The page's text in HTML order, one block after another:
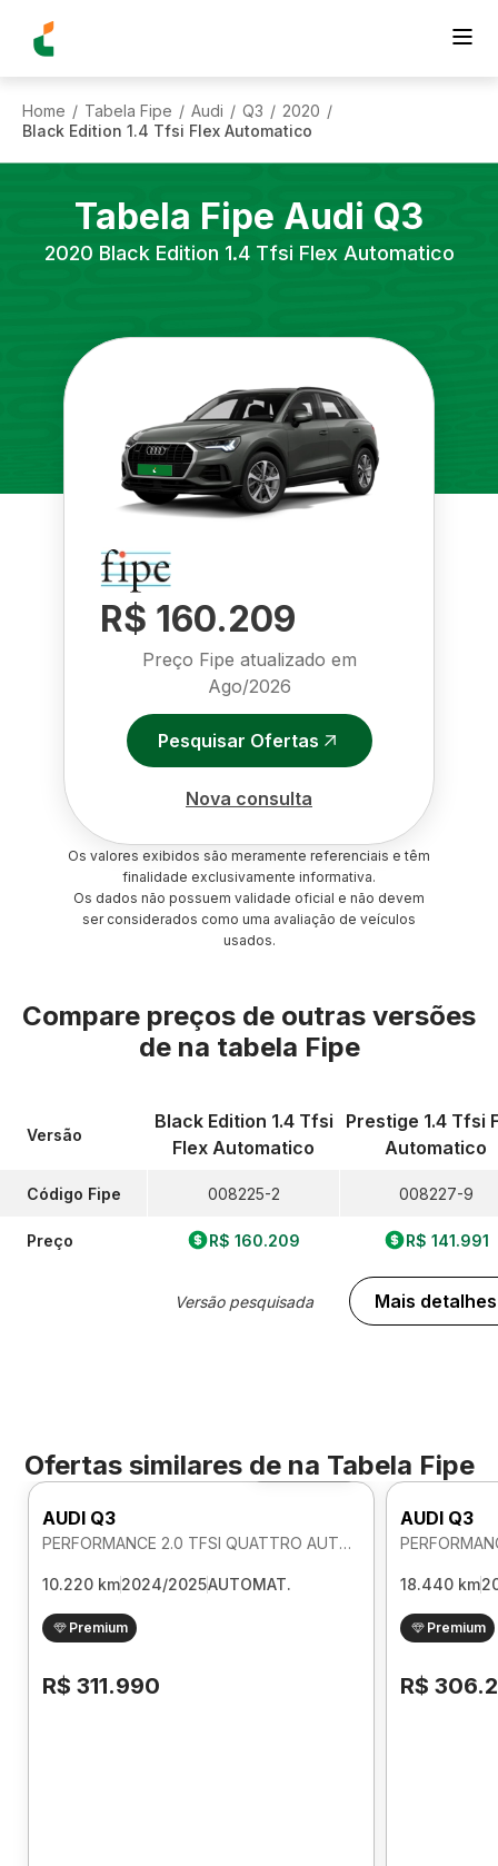
Home / Tabela Fipe / Audi / Q3 / 2020 /
Black Edition 1.4 Tfsi Flex Automatico
Tabela Fipe Audi Q3
2020 Black Edition 1.4 Tfsi Flex Automatico
R$ 160.209
Preço Fipe atualizado em
Ago/2026
Pesquisar Ofertas
Nova consulta
Os valores exibidos são meramente referenciais e têm
finalidade exclusivamente informativa.
Os dados não possuem validade oficial e não devem
ser considerados como uma avaliação de veículos
usados.
Compare preços de outras versões
de na tabela Fipe
Versão
Código Fipe
Preço
Black Edition 1.4 Tfsi
Flex Automatico
008225-2
R$ 160.209
Versão pesquisada
Prestige 1.4 Tfsi
Automatico
008227-9
R$ 141.991
Mais detalhes
Ofertas similares de na Tabela Fipe
Foto 360º
AUDI Q3
PERFORMANCE 2.0 TFSI QUATTRO AUTOMATICO
10.220 km2024/2025AUTOMAT.
Premium
R$ 311.990
AUDI Q3
18.440 km
Premium
R$